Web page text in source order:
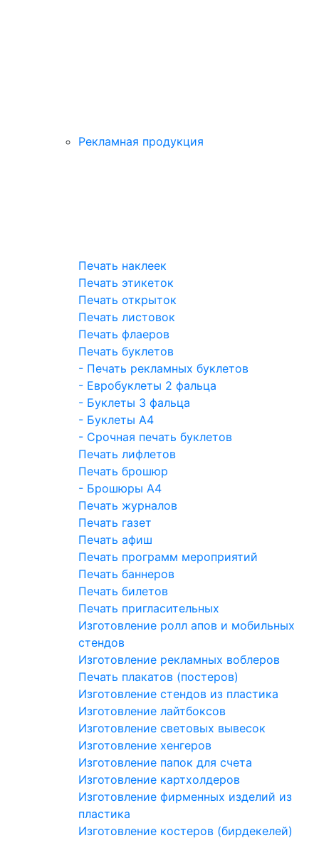
Рекламная продукция
Печать наклеек
Печать этикеток
Печать открыток
Печать листовок
Печать флаеров
Печать буклетов
- Печать рекламных буклетов
- Евробуклеты 2 фальца
- Буклеты 3 фальца
- Буклеты А4
- Срочная печать буклетов
Печать лифлетов
Печать брошюр
- Брошюры А4
Печать журналов
Печать газет
Печать афиш
Печать программ мероприятий
Печать баннеров
Печать билетов
Печать пригласительных
Изготовление ролл апов и мобильных
стендов
Изготовление рекламных воблеров
Печать плакатов (постеров)
Изготовление стендов из пластика
Изготовление лайтбоксов
Изготовление световых вывесок
Изготовление хенгеров
Изготовление папок для счета
Изготовление картхолдеров
Изготовление фирменных изделий из
пластика
Изготовление костеров (бирдекелей)